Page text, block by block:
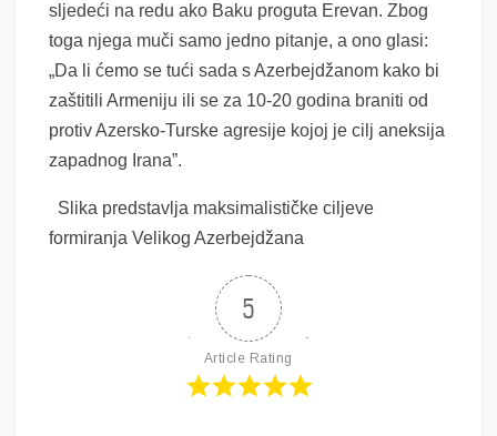
sljedeći na redu ako Baku proguta Erevan. Zbog
toga njega muči samo jedno pitanje, a ono glasi:
„Da li ćemo se tući sada s Azerbejdžanom kako bi
zaštitili Armeniju ili se za 10-20 godina braniti od
protiv Azersko-Turske agresije kojoj je cilj aneksija
zapadnog Irana”.
Slika predstavlja maksimalističke ciljeve
formiranja Velikog Azerbejdžana
5
Article Rating